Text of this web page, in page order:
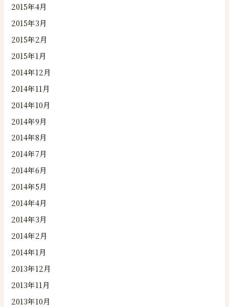
2015年4月
2015年3月
2015年2月
2015年1月
2014年12月
2014年11月
2014年10月
2014年9月
2014年8月
2014年7月
2014年6月
2014年5月
2014年4月
2014年3月
2014年2月
2014年1月
2013年12月
2013年11月
2013年10月